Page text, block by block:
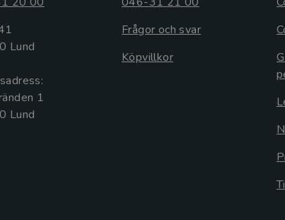
Lund
1
Frågor och svar
Köpvillkor